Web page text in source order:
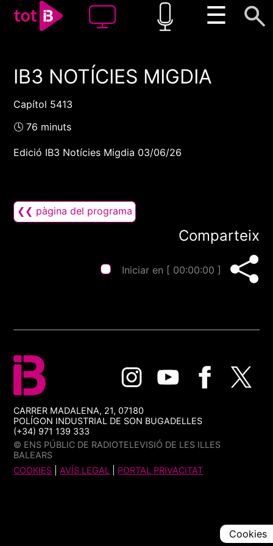
☰
00:00 00:00
IB3 NOTÍCIES MIGDIA
Capítol 5413
🕓 76 minuts
Edició IB3 Notícies Migdia 03/06/26
❮❮ pàgina del programa
Comparteix
Iniciar en [ 00:00:00 ]
CARRER MADALENA, 21, 07180
POLÍGON INDUSTRIAL DE SON BUGADELLES
(+34) 971 139 333
© ENS PÚBLIC DE RADIOTELEVISIÓ DE LES ILLES
BALEARS
COOKIES |AVÍS LEGAL PORTAL PRIVACITAT
Cookies